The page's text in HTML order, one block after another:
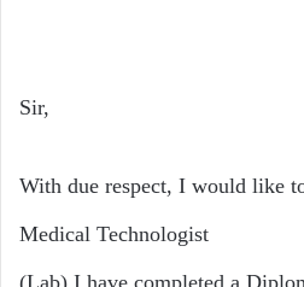
Sir,
With due respect, I would like
Medical Technologist
(Lab) I have completed a